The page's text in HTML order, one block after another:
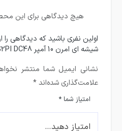
هیچ دیدگاهی برای این
اولین نفری باشید که دیدگاهی را
شیشه ای امرن 10 آمپر MKS2PI DC48”
نشانی ایمیل شما منتشر
علامت‌گذاری شده‌اند*
امتیاز شما*